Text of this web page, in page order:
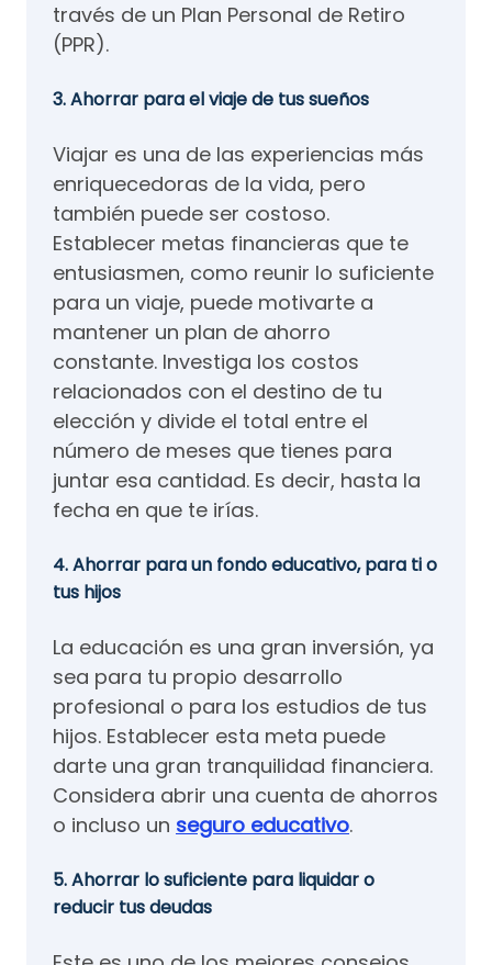
través de un Plan Personal de Retiro
(PPR).
3. Ahorrar para el viaje de tus sueños
Viajar es una de las experiencias más
enriquecedoras de la vida, pero
también puede ser costoso.
Establecer metas financieras que te
entusiasmen, como reunir lo suficiente
para un viaje, puede motivarte a
mantener un plan de ahorro
constante. Investiga los costos
relacionados con el destino de tu
elección y divide el total entre el
número de meses que tienes para
juntar esa cantidad. Es decir, hasta la
fecha en que te irías.
4. Ahorrar para un fondo educativo, para ti o
tus hijos
La educación es una gran inversión, ya
sea para tu propio desarrollo
profesional o para los estudios de tus
hijos. Establecer esta meta puede
darte una gran tranquilidad financiera.
Considera abrir una cuenta de ahorros
o incluso un seguro educativo.
5. Ahorrar lo suficiente para liquidar o
reducir tus deudas